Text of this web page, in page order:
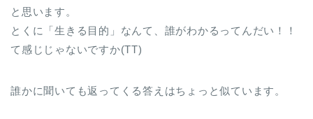
と思います。
とくに「生きる目的」なんて、誰がわかるってんだい！！
て感じじゃないですか(TT)
誰かに聞いても返ってくる答えはちょっと似ています。